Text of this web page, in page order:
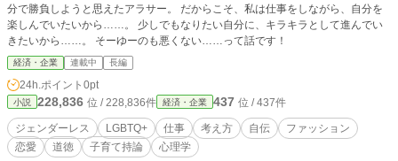
分で勝負しようと思えたアラサー。 だからこそ、私は仕事をしながら、自分を
楽しんでいたいから……。 少しでもなりたい自分に、キラキラとして進んでい
きたいから……。 そーゆーのも悪くない……って話です！
経済・企業 連載中 長編
24h.ポイント 0pt
小説 228,836 位 / 228,836件 経済・企業 437 位 / 437件
ジェンダーレス LGBTQ+ 仕事 考え方 自伝
ファッション
恋愛
道徳 子育て持論 心理学